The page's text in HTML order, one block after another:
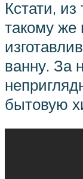
Кстати,
такому же
ванну. За
бытовую